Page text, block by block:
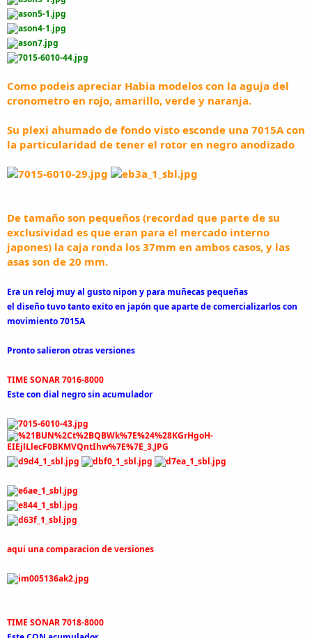
Como podeis apreciar Habia modelos con la aguja del
cronometro en rojo, amarillo, verde y naranja.
Su plexi ahumado de fondo visto esconde una 7015A con
la particularidad de tener el rotor en negro anodizado
De tamaño son pequeños (recordad que parte de su
exclusividad es que eran para el mercado interno
japones) la caja ronda los 37mm en ambos casos, y las
asas son de 20 mm.
Era un reloj muy al gusto nipon y para muñecas pequeñas
el diseño tuvo tanto exito en japón que aparte de comercializarlos con
movimiento 7015A
Pronto salieron otras versiones
TIME SONAR 7016-8000
Este con dial negro sin acumulador
aqui una comparacion de versiones
TIME SONAR 7018-8000